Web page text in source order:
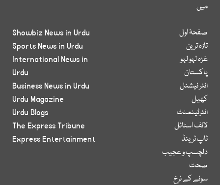
میں
صفحۂ اول
تازہ ترین
غزہ لہو لہو
پاکستان
انٹر نیشنل
کھیل
انٹرٹینمنٹ
لائف اسٹائل
ٹاپ ٹرینڈ
دلچسپ و عجیب
صحت
سونے کے نرخ
Showbiz News in Urdu
Sports News in Urdu
International News in
Urdu
Business News in Urdu
Urdu Magazine
Urdu Blogs
The Express Tribune
Express Entertainment